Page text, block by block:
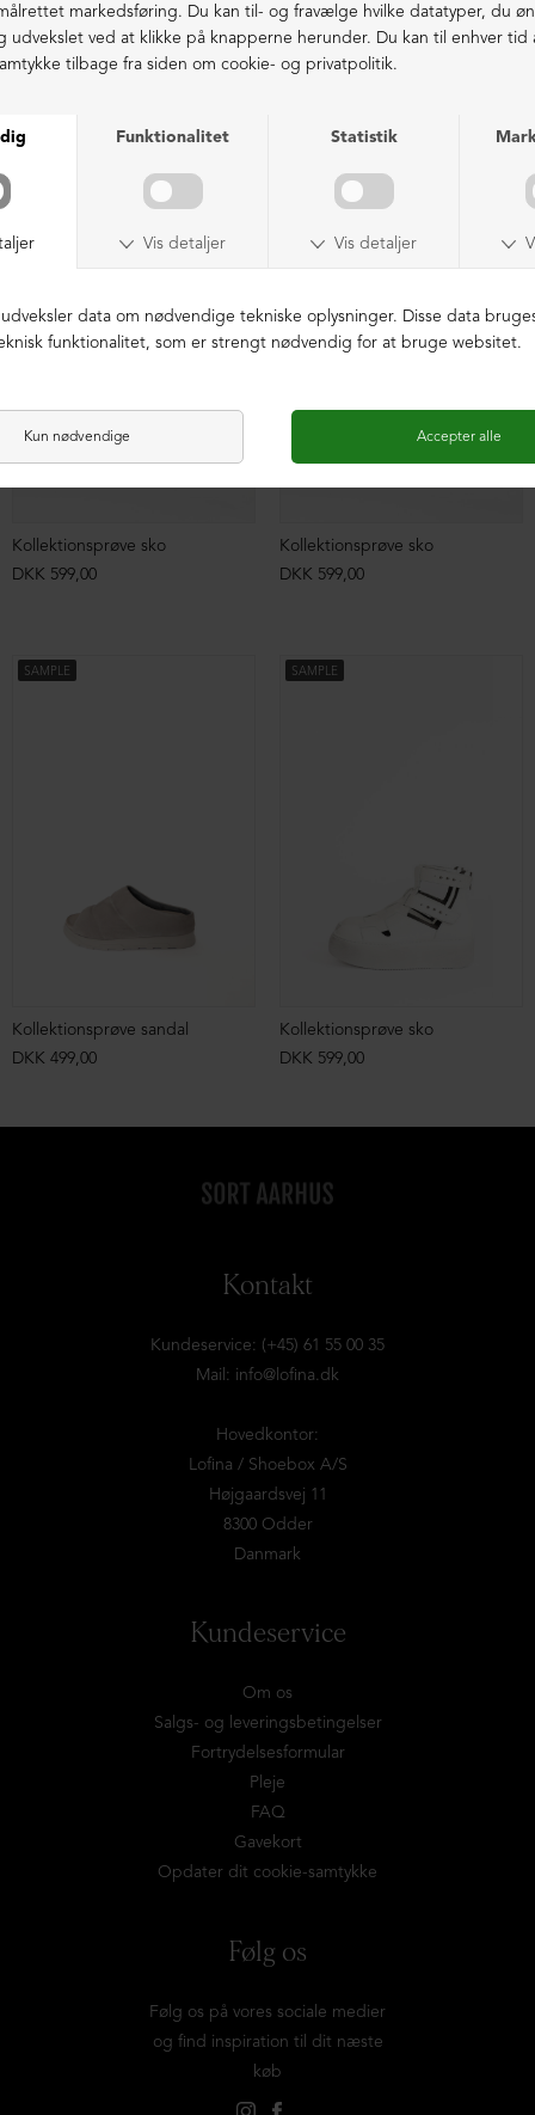
Ekstraordinær kvalitet - produceret i Europa
LIGNENDE PRODUKTER
Kollektionsprøve sko
DKK 599,00
Kollektionsprøve sko
DKK 599,00
SAMPLE
Kollektionsprøve sandal
DKK 499,00
SAMPLE
Kollektionsprøve sko
DKK 599,00
Kontakt
Kundeservice: (+45) 61 55 00 35
Mail: info@lofina.dk
Hovedkontor:
Lofina / Shoebox A/S
Højgaardsvej 11
8300 Odder
Danmark
Kundeservice
Om os
Salgs- og leveringsbetingelser
Fortrydelsesformular
Pleje
FAQ
Gavekort
Opdater dit cookie-samtykke
Følg os
Følg os på vores sociale medier
og find inspiration til dit næste
køb